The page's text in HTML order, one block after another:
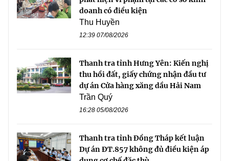
doanh có điều kiện
Thu Huyền
12:39 07/08/2026
Thanh tra tỉnh Hưng Yên: Kiến nghị
thu hồi đất, giấy chứng nhận đầu tư
dự án Cửa hàng xăng dầu Hải Nam
Trần Quý
16:28 05/08/2026
Thanh tra tỉnh Đồng Tháp kết luận
Dự án ĐT.857 không đủ điều kiện áp